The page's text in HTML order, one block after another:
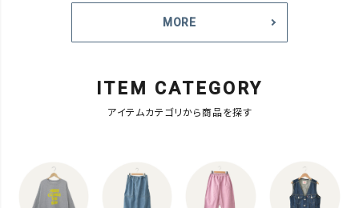
MORE
ITEM CATEGORY
アイテムカテゴリから商品を探す